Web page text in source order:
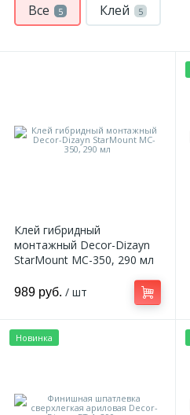
Все 5 Клей 5
Клей гибридный
монтажный Decor-Dizayn
StarMount MC-350, 290 мл
989 руб. / шт
Новинка